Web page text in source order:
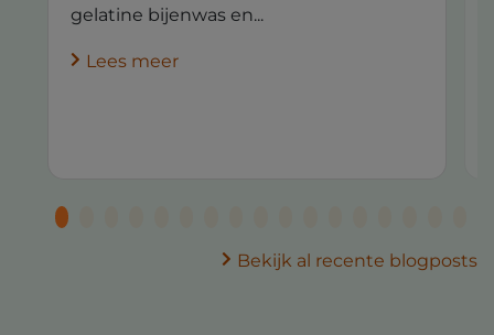
gelatine bijenwas en...
Lees meer
Bekijk al recente blogposts